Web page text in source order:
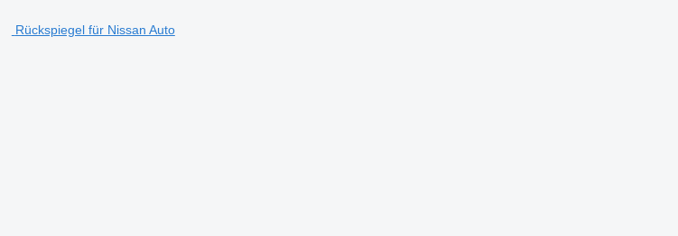
Rückspiegel für Nissan Auto